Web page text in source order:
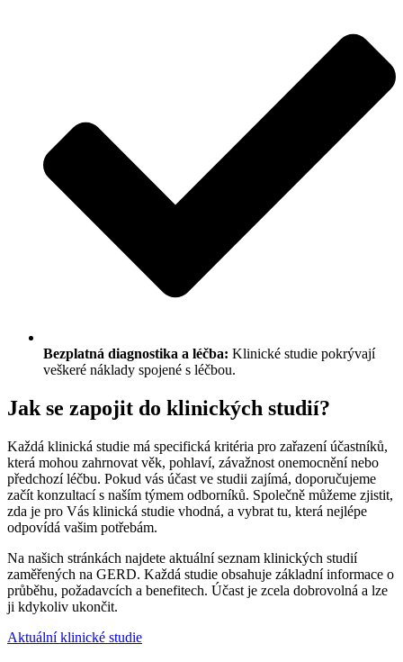
Bezplatná diagnostika a léčba: Klinické studie pokrývají
veškeré náklady spojené s léčbou.
Jak se zapojit do klinických studií?
Každá klinická studie má specifická kritéria pro zařazení účastníků,
která mohou zahrnovat věk, pohlaví, závažnost onemocnění nebo
předchozí léčbu. Pokud vás účast ve studii zajímá, doporučujeme
začít konzultací s naším týmem odborníků. Společně můžeme zjistit,
zda je pro Vás klinická studie vhodná, a vybrat tu, která nejlépe
odpovídá vašim potřebám.
Na našich stránkách najdete aktuální seznam klinických studií
zaměřených na GERD. Každá studie obsahuje základní informace o
průběhu, požadavcích a benefitech. Účast je zcela dobrovolná a lze
ji kdykoliv ukončit.
Aktuální klinické studie